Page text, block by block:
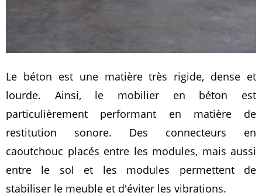
Le béton est une matière très rigide, dense et
lourde. Ainsi, le mobilier en béton est
particulièrement performant en matière de
restitution sonore. Des connecteurs en
caoutchouc placés entre les modules, mais aussi
entre le sol et les modules permettent de
stabiliser le meuble et d'éviter les vibrations.